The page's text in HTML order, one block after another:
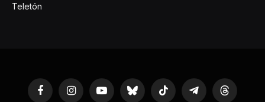
Teletón
FacebookInstagramYouTubeBluesky TikTok TelegramThreads